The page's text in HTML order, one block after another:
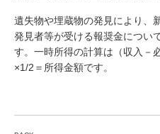
遺失物や埋蔵物の発見により、
発見者等が受ける報奨金につい
す。一時所得の計算は（収入－
×1/2＝所得金額です。